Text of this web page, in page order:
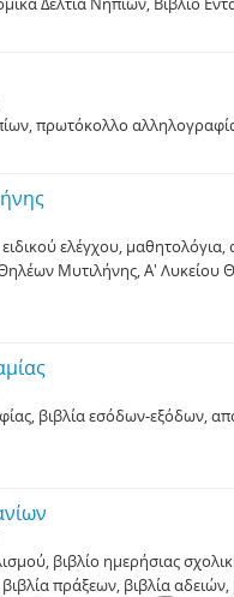
πρωτόκολλο
ελέγχου, μαθητολόγια,
Μυτιλήνης, Α' Λυκείου
βιβλία εσόδων-εξόδων,
βιβλίο ημερήσιας
πράξεων, βιβλία αδειών,